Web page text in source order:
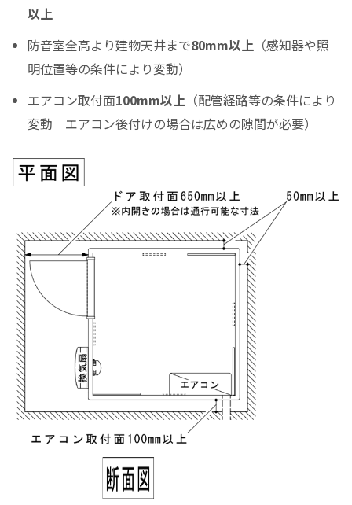
シュミレーション結果
月々のお支払金額
（初回月のみ）お支払金額
実質年率%
Please enter the security code
4 + 7 =
以上
防音室全高より建物天井まで80mm以上 （感知器や照
明位置等の条件により変動）
エアコン取付面100mm以上 （配管経路等の条件により
変動 エアコン後付けの場合は広めの隙間が必要）